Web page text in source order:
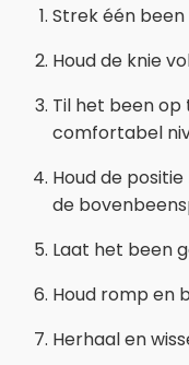
Strek één
Houd de knie
Til het been
comfortabel
Houd de
de
Laat het been
Houd romp en
Herhaal en